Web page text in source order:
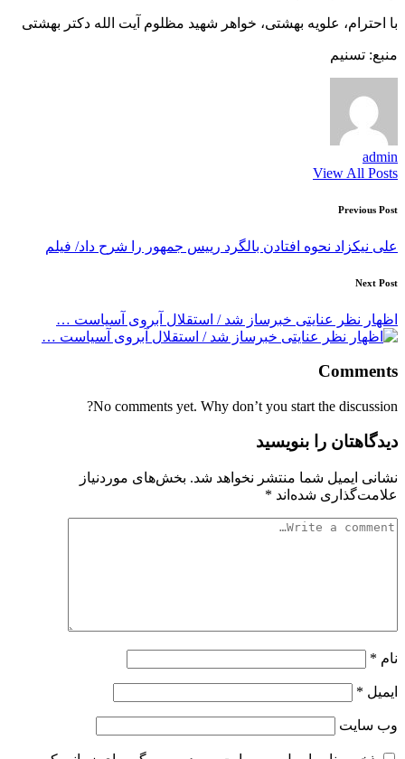
با احترام، علویه بهشتی، خواهر شهید مظلوم آیت الله دکتر بهشتی
منبع: تسنیم
admin
View All Posts
Post
navigation
Previous Post
علی نیکزاد نحوه افتادن بالگرد رییس جمهور را شرح داد/ فیلم
Next Post
اظهار نظر عنایتی خبرساز شد / استقلال آبروی آسیاست …
Comments
No comments yet. Why don’t you start the discussion?
دیدگاهتان را بنویسید
نشانی ایمیل شما منتشر نخواهد شد. بخش‌های موردنیاز
علامت‌گذاری شده‌اند *
نام *
ایمیل *
وب‌ سایت